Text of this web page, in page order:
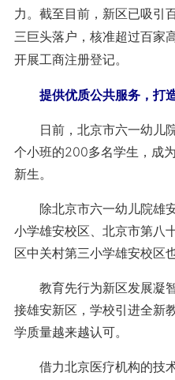
力。截至目前，新区已吸引
三巨头落户，核准超过百家
开展工商注册登记。
提供优质公共服务，打
日前，北京市六一幼儿院
个小班的200多名学生，成
新生。
除北京市六一幼儿院雄安
小学雄安校区、北京市第八
区中关村第三小学雄安校区
教育先行为新区发展凝
接雄安新区，学校引进全新
学质量越来越认可。
借力北京医疗机构的技